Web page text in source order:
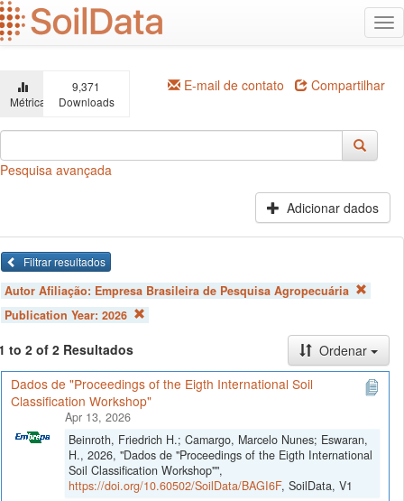
Ir
para
o
principal
Métricas
9,371
Downloads
E-mail de contato Compartilhar
Pesquisa avançada
Adicionar dados
Filtrar resultados
Autor Afiliação: Empresa Brasileira de Pesquisa Agropecuária
Publication Year: 2026
to 2 of 2 Resultados
Ordenar
Dados de "Proceedings of the Eigth International Soil
Classification Workshop"
Apr 13, 2026
Beinroth, Friedrich H.; Camargo, Marcelo Nunes; Eswaran,
H., 2026, "Dados de "Proceedings of the Eigth International
Soil Classification Workshop"",
https://doi.org/10.60502/SoilData/BAGI6F, SoilData, V1